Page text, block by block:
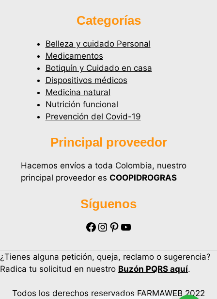
Categorías
Belleza y cuidado Personal
Medicamentos
Botiquín y Cuidado en casa
Dispositivos médicos
Medicina natural
Nutrición funcional
Prevención del Covid-19
Principal proveedor
Hacemos envíos a toda Colombia, nuestro
principal proveedor es COOPIDROGRAS
Síguenos
Facebook Instagram Pinterest YouTube
¿Tienes alguna petición, queja, reclamo o sugerencia?
Radica tu solicitud en nuestro Buzón PQRS aquí.
Todos los derechos reservados FARMAWEB 2022